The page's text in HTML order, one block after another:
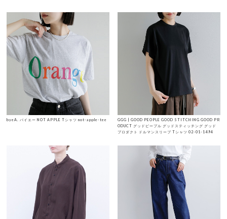
byeA. バイエー NOT APPLE Tシャツ not-apple-tee
GGG | GOOD PEOPLE GOOD STITCHING GOOD PR
ODUCT グッドピープル グッドスティッチング グッド
プロダクト ドルマンスリーブ Tシャツ 02-01-1494